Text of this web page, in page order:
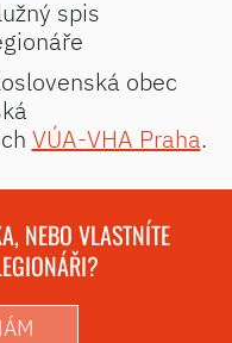
spis
obec
VÚA-VHA Praha.
NEBO VLASTNÍTE